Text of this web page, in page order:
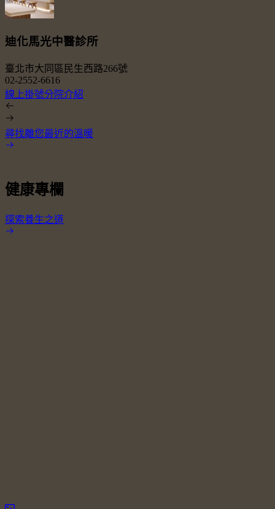
迪化馬光中醫診所
臺北市大同區民生西路266號
02-2552-6616
線上掛號分院介紹
尋找離您最近的溫暖
健康專欄
探索養生之道